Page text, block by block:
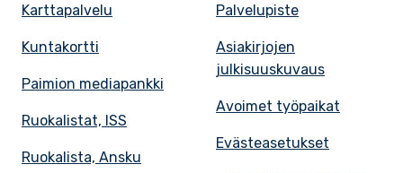
Karttapalvelu
Kuntakortti
Paimion mediapankki
Ruokalistat, ISS
Ruokalista, Ansku
Palvelupiste
Asiakirjojen
julkisuuskuvaus
Avoimet työpaikat
Evästeasetukset